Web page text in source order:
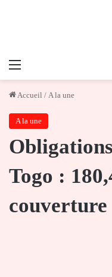
Menu
Accueil / A la une
A la une
Togo :
couverture